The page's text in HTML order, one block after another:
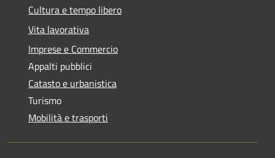
Cultura e tempo libero
Vita lavorativa
Imprese e Commercio
Appalti pubblici
Catasto e urbanistica
Turismo
Mobilità e trasporti